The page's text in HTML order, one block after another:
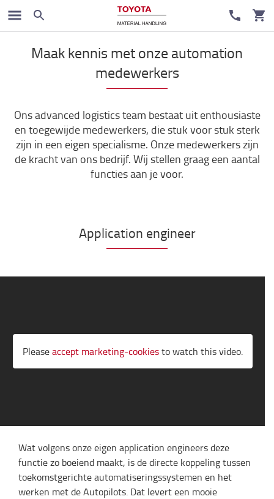
Werken bij Toyota
Maak kennis met onze automation
medewerkers
Ons advanced logistics team bestaat uit enthousiaste
en toegewijde medewerkers, die stuk voor stuk sterk
zijn in een eigen specialisme. Onze medewerkers zijn
de kracht van ons bedrijf. Wij stellen graag een aantal
functies aan je voor.
Application engineer
Pleaseaccept marketing-cookiesto watch this video.
Wat volgens onze eigen application engineers deze
functie zo boeiend maakt, is de directe koppeling tussen
toekomstgerichte automatiseringssystemen en het
werken met de Autopilots. Dat levert een mooie